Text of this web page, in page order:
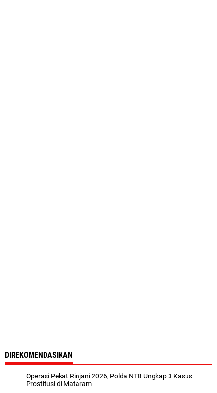
DIREKOMENDASIKAN
Operasi Pekat Rinjani 2026, Polda NTB Ungkap 3 Kasus
Prostitusi di Mataram